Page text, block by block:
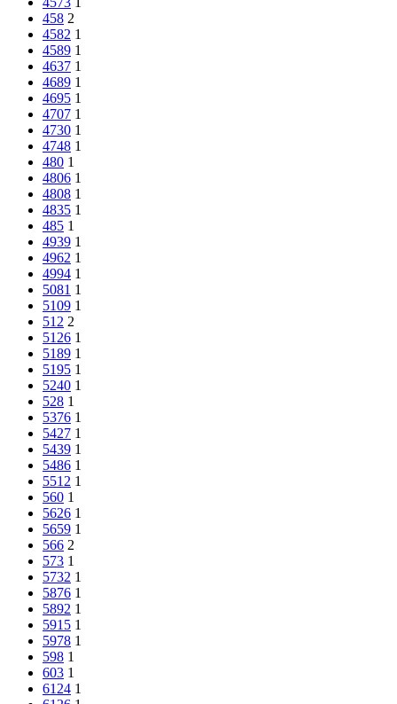
458 2
4582 1
4589 1
4637 1
4689 1
4695 1
4707 1
4730 1
4748 1
480 1
4806 1
4808 1
4835 1
485 1
4939 1
4962 1
4994 1
5081 1
5109 1
512 2
5126 1
5189 1
5195 1
5240 1
528 1
5376 1
5427 1
5439 1
5486 1
5512 1
560 1
5626 1
5659 1
566 2
573 1
5732 1
5876 1
5892 1
5915 1
5978 1
598 1
603 1
6124 1